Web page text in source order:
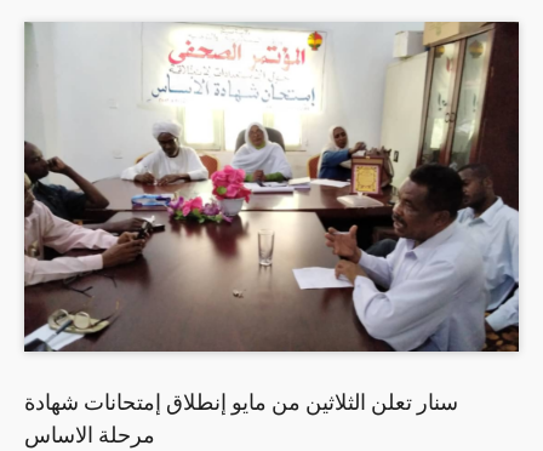
سنار تعلن الثلاثين من مايو إنطلاق إمتحانات شهادة
مرحلة الاساس